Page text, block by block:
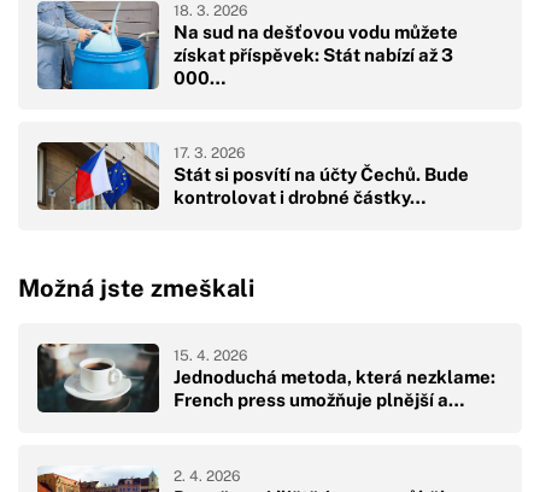
Na sud na dešťovou vodu můžete
získat příspěvek: Stát nabízí až 3
000…
18. 3. 2026
Stát si posvítí na účty Čechů. Bude
kontrolovat i drobné částky…
17. 3. 2026
Možná jste zmeškali
Jednoduchá metoda, která nezklame:
French press umožňuje plnější a…
15. 4. 2026
2. 4. 2026